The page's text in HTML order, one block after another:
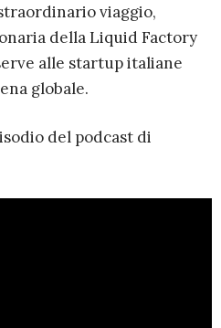
viaggio,
della Liquid Factory
alle startup italiane
globale.
del podcast di